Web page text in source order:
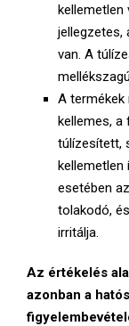
kellemetlen
jellegzetes,
van. A
A termékek
kellemes, a
túlízesített,
esetében
tolakodó,
irritálja.
Az értékelés
azonban a